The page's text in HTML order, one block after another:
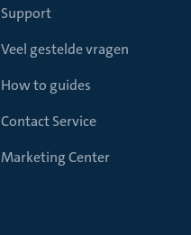
Support
Veel gestelde vragen
How to guides
Contact Service
Marketing Center